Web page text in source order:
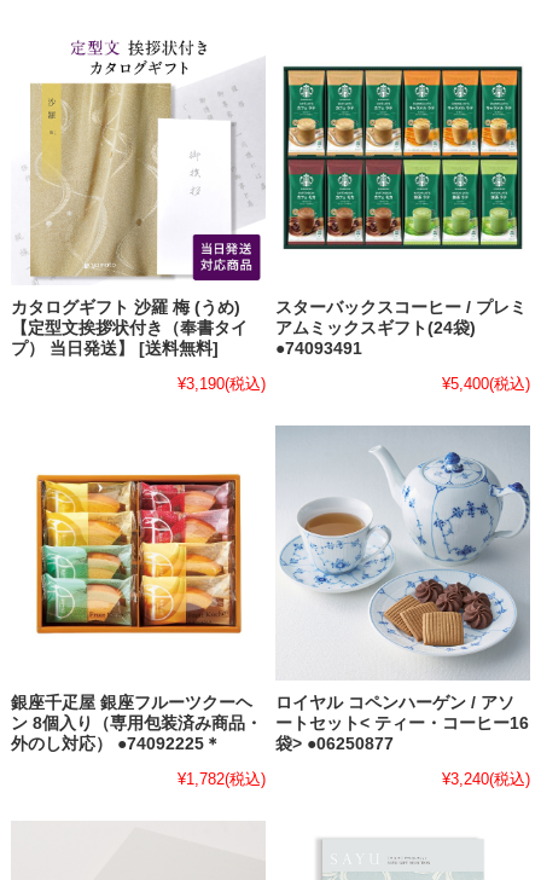
カタログギフト 沙羅 梅 (うめ)
【定型文挨拶状付き（奉書タイ
プ） 当日発送】 [送料無料]
¥3,190(税込)
スターバックスコーヒー / プレミ
アムミックスギフト(24袋)
●74093491
¥5,400(税込)
銀座千疋屋 銀座フルーツクーヘ
ン 8個入り（専用包装済み商品・
外のし対応） ●74092225＊
¥1,782(税込)
ロイヤル コペンハーゲン / アソ
ートセット< ティー・コーヒー16
袋> ●06250877
¥3,240(税込)